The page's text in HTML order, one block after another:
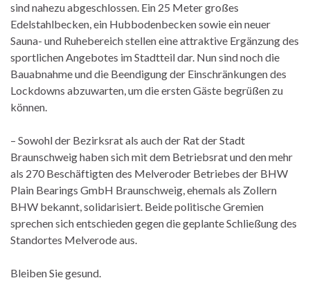
sind nahezu abgeschlossen. Ein 25 Meter großes
Edelstahlbecken, ein Hubbodenbecken sowie ein neuer
Sauna- und Ruhebereich stellen eine attraktive Ergänzung des
sportlichen Angebotes im Stadtteil dar. Nun sind noch die
Bauabnahme und die Beendigung der Einschränkungen des
Lockdowns abzuwarten, um die ersten Gäste begrüßen zu
können.
– Sowohl der Bezirksrat als auch der Rat der Stadt
Braunschweig haben sich mit dem Betriebsrat und den mehr
als 270 Beschäftigten des Melveroder Betriebes der BHW
Plain Bearings GmbH Braunschweig, ehemals als Zollern
BHW bekannt, solidarisiert. Beide politische Gremien
sprechen sich entschieden gegen die geplante Schließung des
Standortes Melverode aus.
Bleiben Sie gesund.